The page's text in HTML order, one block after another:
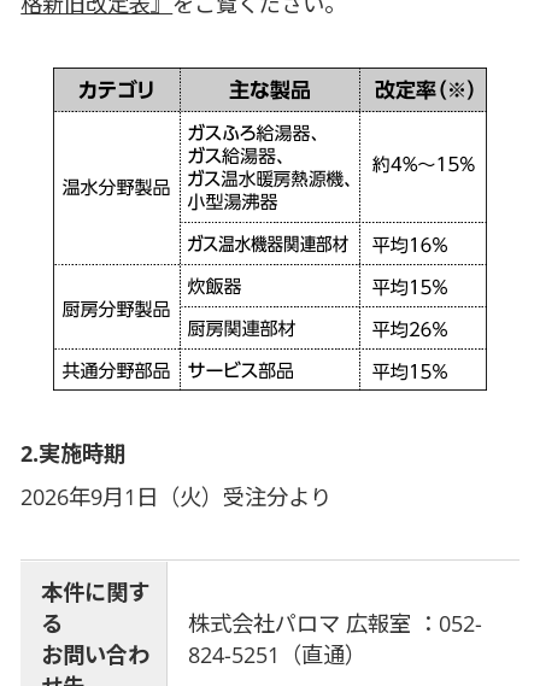
2.実施時期
2026年9月1日（火）受注分より
本件に関す
る
お問い合わ
株式会社パロマ 広報室 ：052-
824-5251（直通）